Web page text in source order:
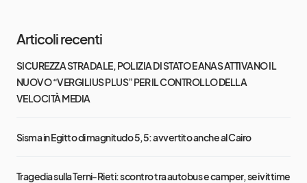
Articoli recenti
SICUREZZA STRADALE, POLIZIA DI STATO E ANAS ATTIVANO IL
NUOVO “VERGILIUS PLUS” PER IL CONTROLLO DELLA
VELOCITÀ MEDIA
Sisma in Egitto di magnitudo 5,5: avvertito anche al Cairo
Tragedia sulla Terni-Rieti: scontro tra autobus e camper, sei vittime